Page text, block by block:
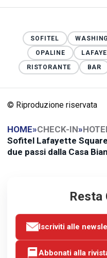
SOFITEL
OPALINE
RISTORANTE
BAR
© Riproduzione riservata
HOME»CHECK-IN»
Sofitel Lafayette
due passi dalla Casa
Resta
Iscriviti alle
Abbonati alla